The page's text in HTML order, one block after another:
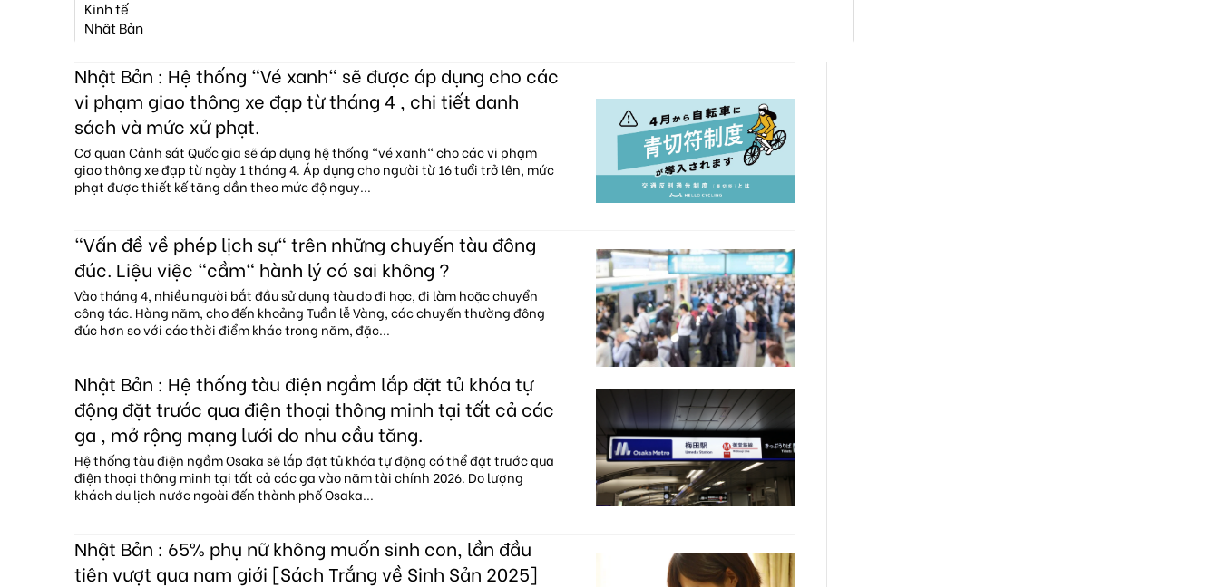
Nhật Bản : Hệ thống "Vé xanh" sẽ được áp dụng cho các
vi phạm giao thông xe đạp từ tháng 4 , chi tiết danh
sách và mức xử phạt.
Cơ quan Cảnh sát Quốc gia sẽ áp dụng hệ thống "vé xanh" cho các vi phạm
giao thông xe đạp từ ngày 1 tháng 4. Áp dụng cho người từ 16 tuổi trở lên, mức
phạt được thiết kế tăng dần theo mức độ nguy...
"Vấn đề về phép lịch sự" trên những chuyến tàu đông
đúc. Liệu việc "cầm" hành lý có sai không ?
Vào tháng 4, nhiều người bắt đầu sử dụng tàu do đi học, đi làm hoặc chuyển
công tác. Hàng năm, cho đến khoảng Tuần lễ Vàng, các chuyến thường đông
đúc hơn so với các thời điểm khác trong năm, đặc...
Nhật Bản : Hệ thống tàu điện ngầm lắp đặt tủ khóa tự
động đặt trước qua điện thoại thông minh tại tất cả các
ga , mở rộng mạng lưới do nhu cầu tăng.
Hệ thống tàu điện ngầm Osaka sẽ lắp đặt tủ khóa tự động có thể đặt trước qua
điện thoại thông minh tại tất cả các ga vào năm tài chính 2026. Do lượng
khách du lịch nước ngoài đến thành phố Osaka...
Nhật Bản : 65% phụ nữ không muốn sinh con, lần đầu
tiên vượt qua nam giới [Sách Trắng về Sinh Sản 2025]